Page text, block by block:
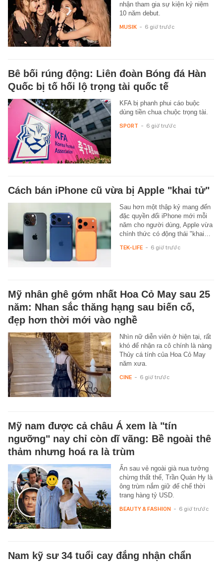
nhận tham gia sự kiện kỷ niệm
10 năm debut.
MUSIK - 6 giờ trước
Bê bối rúng động: Liên đoàn Bóng đá Hàn
Quốc bị tố hối lộ trọng tài quốc tế
KFA bị phanh phui cáo buộc
dùng tiền chua chuộc trọng tài.
SPORT - 6 giờ trước
Cách bán iPhone cũ vừa bị Apple "khai tử"
Sau hơn một thập kỷ mang đến
đặc quyền đổi iPhone mới mỗi
năm cho người dùng, Apple vừa
chính thức có động thái "khai…
TEK-LIFE - 6 giờ trước
Mỹ nhân ghê gớm nhất Hoa Cỏ May sau 25
năm: Nhan sắc thăng hạng sau biến cố,
đẹp hơn thời mới vào nghề
Nhìn nữ diễn viên ở hiện tại, rất
khó để nhận ra cô chính là nàng
Thủy cá tính của Hoa Cỏ May
năm xưa.
CINE - 6 giờ trước
Mỹ nam được cả châu Á xem là "tín
ngưỡng" nay chỉ còn dĩ vãng: Bề ngoài thê
thảm nhưng hoá ra là trùm
Ẩn sau vẻ ngoài già nua tưởng
chừng thất thế, Trần Quán Hy là
ông trùm nắm giữ đế chế thời
trang hàng tỷ USD.
BEAUTY & FASHION - 6 giờ trước
Nam kỹ sư 34 tuổi cay đắng nhận chẩn